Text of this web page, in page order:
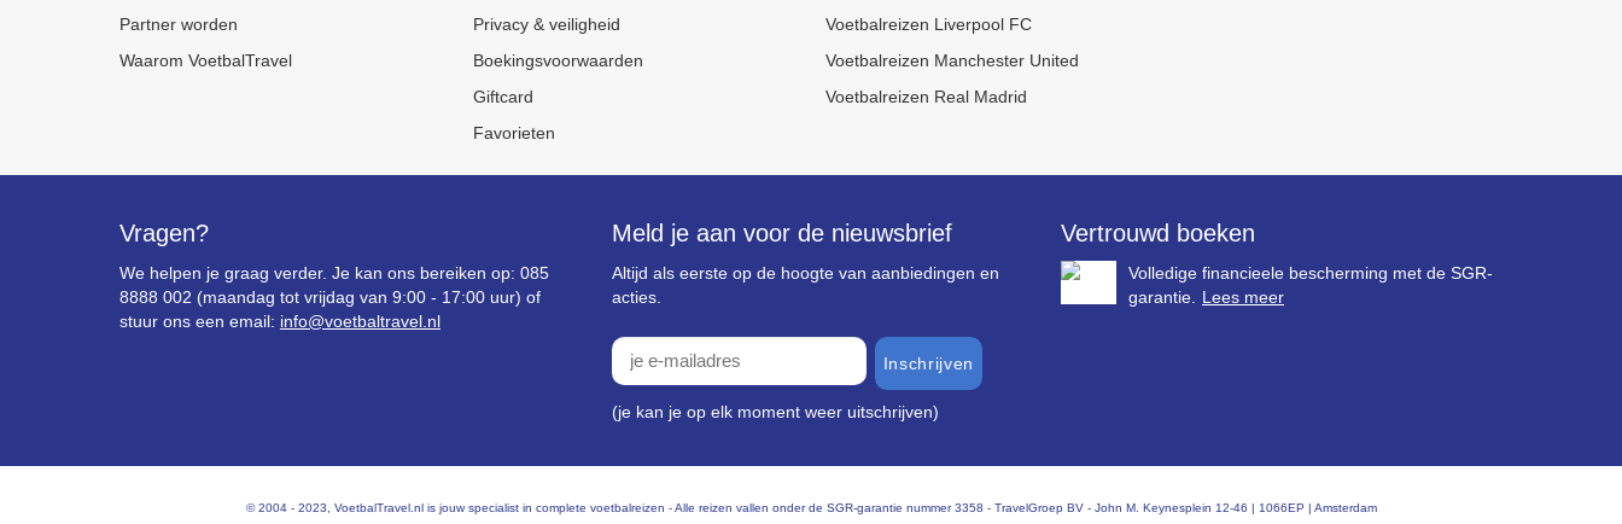
Partner worden
Waarom VoetbalTravel
Privacy & veiligheid
Boekingsvoorwaarden
Giftcard
Favorieten
Voetbalreizen Liverpool FC
Voetbalreizen Manchester United
Voetbalreizen Real Madrid
Vragen?
We helpen je graag verder. Je kan ons bereiken op: 085
8888 002 (maandag tot vrijdag van 9:00 - 17:00 uur) of
stuur ons een email: info@voetbaltravel.nl
Meld je aan voor de nieuwsbrief
Altijd als eerste op de hoogte van aanbiedingen en
acties.
inschrijven
(je kan je op elk moment weer uitschrijven)
Vertrouwd boeken
Volledige financieele bescherming met de SGR-
garantie. Lees meer
© 2004 - 2023, VoetbalTravel.nl is jouw specialist in complete voetbalreizen - Alle reizen vallen onder de SGR-garantie nummer 3358 - TravelGroep BV - John M. Keynesplein 12-46 | 1066EP | Amsterdam